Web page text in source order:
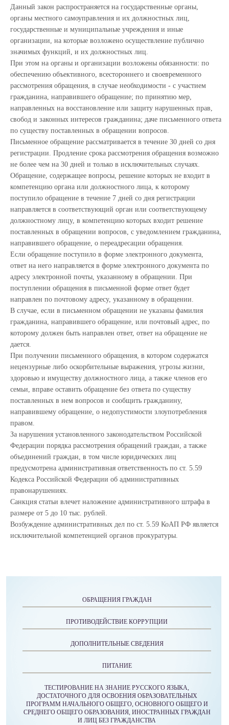
Данный закон распространяется на государственные органы,
органы местного самоуправления и их должностных лиц,
государственные и муниципальные учреждения и иные
организации, на которые возложено осуществление публично
значимых функций, и их должностных лиц.
При этом на органы и организации возложены обязанности: по
обеспечению объективного, всестороннего и своевременного
рассмотрения обращения, в случае необходимости - с участием
гражданина, направившего обращение; по принятию мер,
направленных на восстановление или защиту нарушенных прав,
свобод и законных интересов гражданина; даче письменного ответа
по существу поставленных в обращении вопросов.
Письменное обращение рассматривается в течение 30 дней со дня
регистрации. Продление срока рассмотрения обращения возможно
не более чем на 30 дней и только в исключительных случаях.
Обращение, содержащее вопросы, решение которых не входит в
компетенцию органа или должностного лица, к которому
поступило обращение в течение 7 дней со дня регистрации
направляется в соответствующий орган или соответствующему
должностному лицу, в компетенцию которых входит решение
поставленных в обращении вопросов, с уведомлением гражданина,
направившего обращение, о переадресации обращения.
Если обращение поступило в форме электронного документа,
ответ на него направляется в форме электронного документа по
адресу электронной почты, указанному в обращении. При
поступлении обращения в письменной форме ответ будет
направлен по почтовому адресу, указанному в обращении.
В случае, если в письменном обращении не указаны фамилия
гражданина, направившего обращение, или почтовый адрес, по
которому должен быть направлен ответ, ответ на обращение не
дается.
При получении письменного обращения, в котором содержатся
нецензурные либо оскорбительные выражения, угрозы жизни,
здоровью и имуществу должностного лица, а также членов его
семьи, вправе оставить обращение без ответа по существу
поставленных в нем вопросов и сообщить гражданину,
направившему обращение, о недопустимости злоупотребления
правом.
За нарушения установленного законодательством Российской
Федерации порядка рассмотрения обращений граждан, а также
объединений граждан, в том числе юридических лиц
предусмотрена административная ответственность по ст. 5.59
Кодекса Российской Федерации об административных
правонарушениях.
Санкция статьи влечет наложение административного штрафа в
размере от 5 до 10 тыс. рублей.
Возбуждение административных дел по ст. 5.59 КоАП РФ является
исключительной компетенцией органов прокуратуры.
ОБРАЩЕНИЯ ГРАЖДАН
ПРОТИВОДЕЙСТВИЕ КОРРУПЦИИ
ДОПОЛНИТЕЛЬНЫЕ СВЕДЕНИЯ
ПИТАНИЕ
ТЕСТИРОВАНИЕ НА ЗНАНИЕ РУССКОГО ЯЗЫКА,
ДОСТАТОЧНОГО ДЛЯ ОСВОЕНИЯ ОБРАЗОВАТЕЛЬНЫХ
ПРОГРАММ НАЧАЛЬНОГО ОБЩЕГО, ОСНОВНОГО ОБЩЕГО И
СРЕДНЕГО ОБЩЕГО ОБРАЗОВАНИЯ, ИНОСТРАННЫХ ГРАЖДАН
И ЛИЦ БЕЗ ГРАЖДАНСТВА